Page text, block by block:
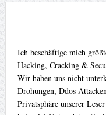
Ich beschäftige mich
Hacking, Cracking &
Wir haben uns nicht
Drohungen, Ddos
Privatsphäre unserer